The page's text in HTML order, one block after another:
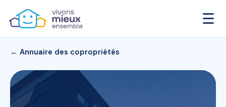
☰
← Annuaire des copropriétés